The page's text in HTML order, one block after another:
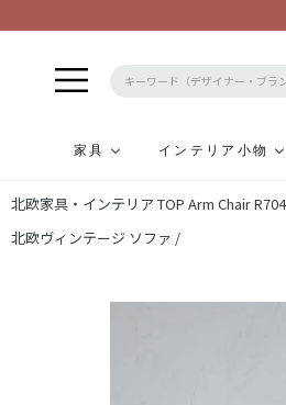
ン
テ
家具 インテリア小物
北欧家具・インテリア TOP Arm Chair
北欧ヴィンテージ ソファ /